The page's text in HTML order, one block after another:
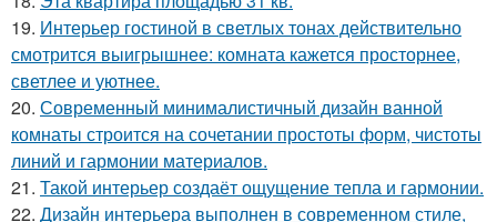
19. Интерьер гостиной в светлых тонах действительно
смотрится выигрышнее: комната кажется просторнее,
светлее и уютнее.
20. Современный минималистичный дизайн ванной
комнаты строится на сочетании простоты форм, чистоты
линий и гармонии материалов.
21. Такой интерьер создаёт ощущение тепла и гармонии.
22. Дизайн интерьера выполнен в современном стиле,